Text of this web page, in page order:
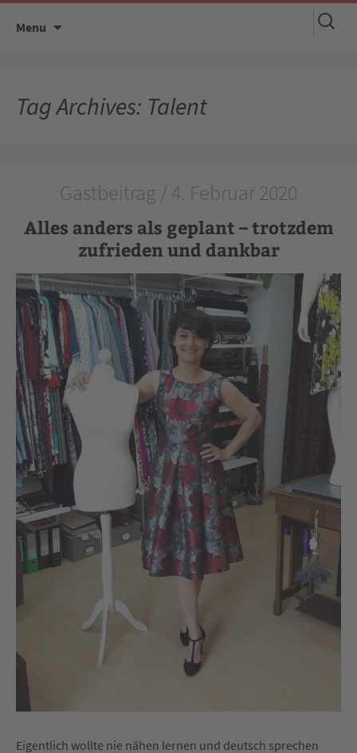
Menu
Suchen
nach:
Tag Archives: Talent
Gastbeitrag / 4. Februar 2020
Alles anders als geplant – trotzdem
zufrieden und dankbar
Eigentlich wollte nie nähen lernen und deutsch sprechen